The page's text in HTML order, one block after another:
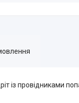
із провідниками